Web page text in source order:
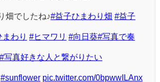
畑でしたね♪#益子ひまわり畑 #益子
まわり #ヒマワリ #向日葵#写真で奏
#写真好きな人と繋がりたい
#sunflower pic.twitter.com/0bpwwILAnx